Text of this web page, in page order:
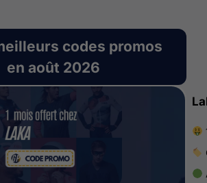
codes promos
en août 2026